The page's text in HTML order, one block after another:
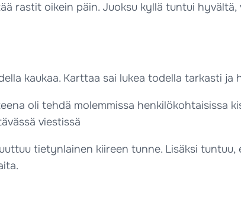
rastit oikein päin. Juoksu kyllä tuntui hyvältä,
kaukaa. Karttaa sai lukea todella tarkasti ja
oli tehdä molemmissa henkilökohtaisissa
viestissä
tietynlainen kiireen tunne. Lisäksi